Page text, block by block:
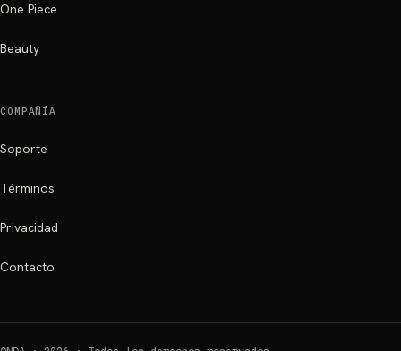
One Piece
Beauty
COMPAÑÍA
Soporte
Términos
Privacidad
Contacto